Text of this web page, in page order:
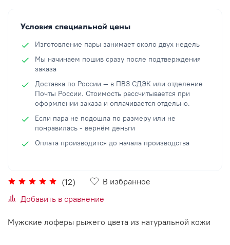
(12)
В избранное
Добавить в сравнение
Условия специальной цены
Изготовление пары занимает около двух недель
Мы начинаем пошив сразу после подтверждения
заказа
Доставка по России — в ПВЗ СДЭК или отделение
Почты России. Стоимость рассчитывается при
оформлении заказа и оплачивается отдельно.
Если пара не подошла по размеру или не
понравилась - вернём деньги
Оплата производится до начала производства
Мужские лоферы рыжего цвета из натуральной кожи